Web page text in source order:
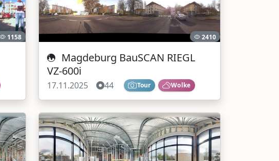
1158 2410
Magdeburg BauSCAN RIEGL
VZ-600i
17.11.2025 44 Tour Wolke